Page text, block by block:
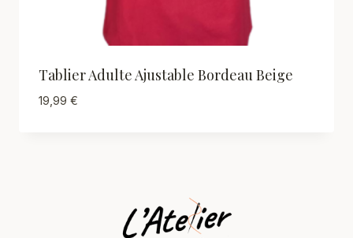
Tablier Adulte Ajustable Bordeau Beige
19,99 €